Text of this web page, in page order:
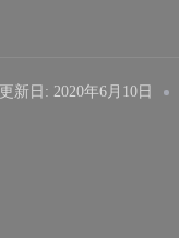
更新日: 2020年6月10日